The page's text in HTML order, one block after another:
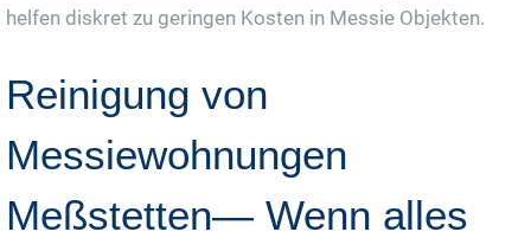
helfen diskret zu geringen Kosten in Messie Objekten.
Reinigung von
Messiewohnungen
Meßstetten— Wenn alles